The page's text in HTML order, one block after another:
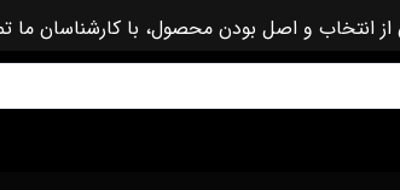
از انتخاب و اصل بودن محصول، با کارشناسان ما